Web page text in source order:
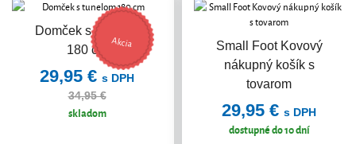
Domček s tunelom
180 cm
Akcia
29,95 € s DPH
34,95 €
skladom
Small Foot Kovový
nákupný košík s
tovarom
29,95 € s DPH
dostupné do 10 dní